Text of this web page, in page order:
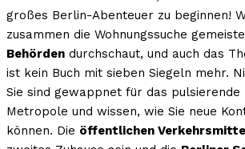
großes Berlin-Abenteuer zu beginnen!
zusammen die Wohnungssuche
Behörden durchschaut, und auch das
ist kein Buch mit sieben Siegeln mehr.
Sie sind gewappnet für das pulsierende
Metropole und wissen, wie Sie neue
können. Die öffentlichen